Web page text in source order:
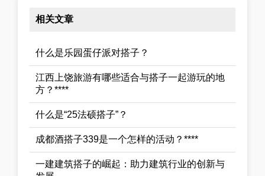
相关文章
什么是乐园蛋仔派对搭子？
江西上饶旅游有哪些适合与搭子一起游玩的地
方？****
什么是“25法硕搭子”？
成都酒搭子339是一个怎样的活动？****
一建建筑搭子的崛起：助力建筑行业的创新与